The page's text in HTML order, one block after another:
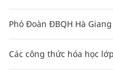
Phó Đoàn ĐBQH Hà
Các công thức hóa học